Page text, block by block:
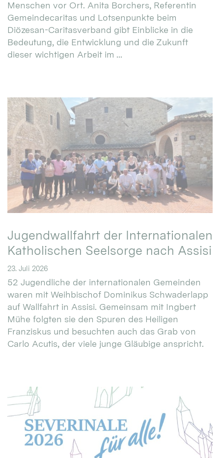
Menschen vor Ort. Anita Borchers, Referentin
Gemeindecaritas und Lotsenpunkte beim
Diözesan-Caritasverband gibt Einblicke in die
Bedeutung, die Entwicklung und die Zukunft
dieser wichtigen Arbeit im ...
Jugendwallfahrt der Internationalen
Katholischen Seelsorge nach Assisi
23. Juli 2026
52 Jugendliche der internationalen Gemeinden
waren mit Weihbischof Dominikus Schwaderlapp
auf Wallfahrt in Assisi. Gemeinsam mit Ingbert
Mühe folgten sie den Spuren des Heiligen
Franziskus und besuchten auch das Grab von
Carlo Acutis, der viele junge Gläubige anspricht.